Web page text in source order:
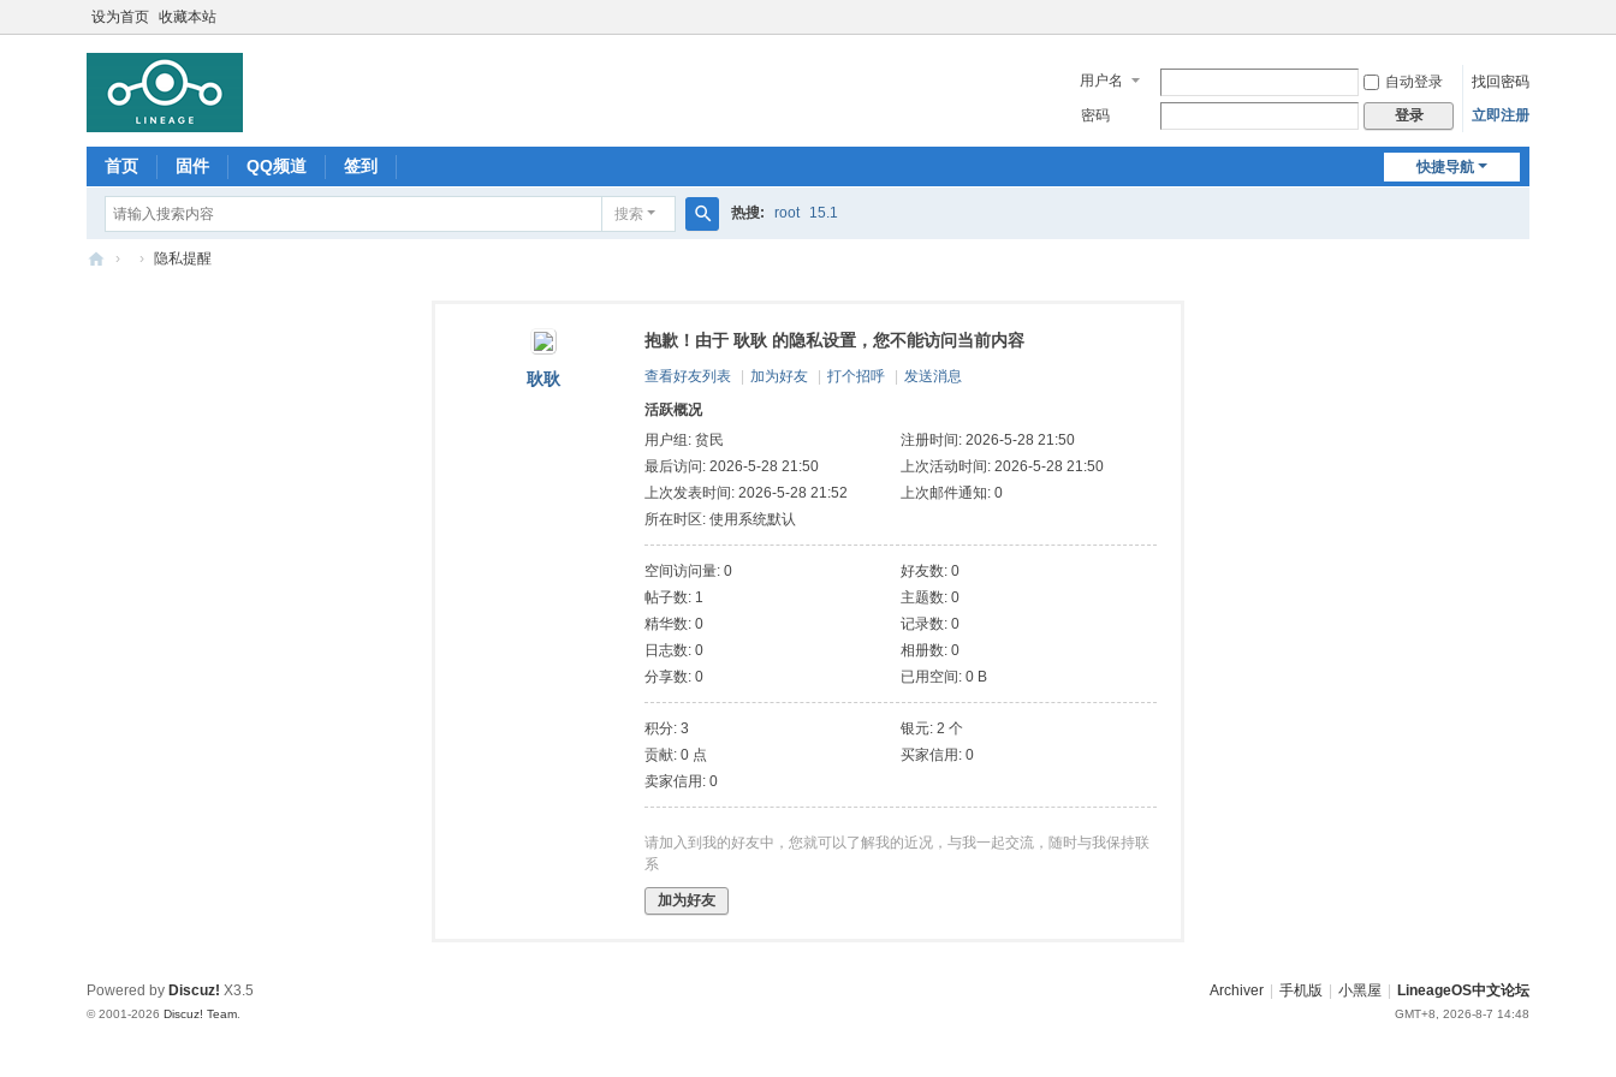
设为首页 收藏本站
用户名 自动登录
找回密码
密码
登录 立即注册
快捷导航
首页 固件 QQ频道 签到
搜索 热搜: root 15.1
› › 隐私提醒
耿耿
抱歉！由于 耿耿 的隐私设置，您不能访问当前内容
查看好友列表 加为好友 打个招呼
发送消息
活跃概况
用户组: 贫民
注册时间: 2026-5-28 21:50
最后访问: 2026-5-28 21:50
上次活动时间: 2026-5-28 21:50
上次发表时间: 2026-5-28 21:52
上次邮件通知: 0
所在时区: 使用系统默认
空间访问量: 0
好友数: 0
帖子数: 1
主题数: 0
精华数: 0
记录数: 0
日志数: 0
相册数: 0
分享数: 0
已用空间: 0 B
积分: 3
银元: 2 个
贡献: 0 点
买家信用: 0
卖家信用: 0
请加入到我的好友中，您就可以了解我的近况，与我一起交流，随时与我保持联
系
加为好友
Archiver 手机版 小黑屋 LineageOS中文论坛
GMT+8, 2026-8-7 14:48
Powered by Discuz! X3.5
© 2001-2026 Discuz! Team